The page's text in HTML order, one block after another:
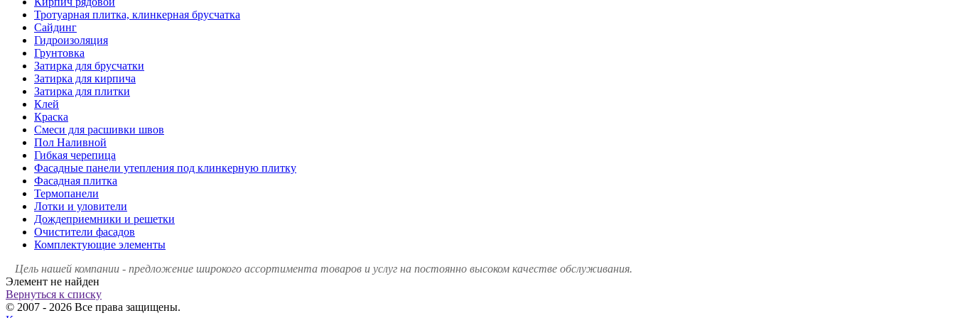
Тротуарная плитка, клинкерная брусчатка
Сайдинг
Гидроизоляция
Грунтовка
Затирка для брусчатки
Затирка для кирпича
Затирка для плитки
Клей
Краска
Смеси для расшивки швов
Пол Наливной
Гибкая черепица
Фасадные панели утепления под клинкерную плитку
Фасадная плитка
Термопанели
Лотки и уловители
Дождеприемники и решетки
Очистители фасадов
Комплектующие элементы
Цель нашей компании - предложение широкого ассортимента товаров и услуг на постоянно высоком качестве обслуживания.
Элемент не найден
Вернуться к списку
© 2007 - 2026 Все права защищены.